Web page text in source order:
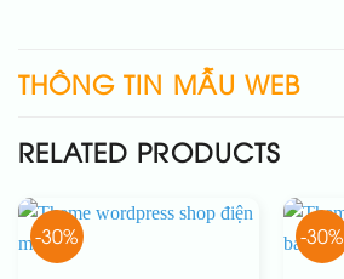
THÔNG TIN MẪU WEB
RELATED PRODUCTS
-30% -30%